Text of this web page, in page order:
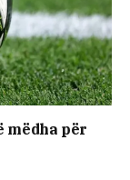
mëdha për